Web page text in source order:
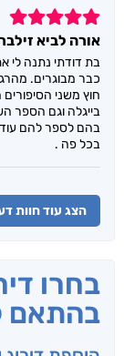
5
אורה לביא
בת דודתי נתנה לי
כבר מבוגרים.
חוץ משני
בייגלה וגם הספר
בהם לספר להם עוד
בכל פה .
הצג עוד חוות
בחרו
בהתאם